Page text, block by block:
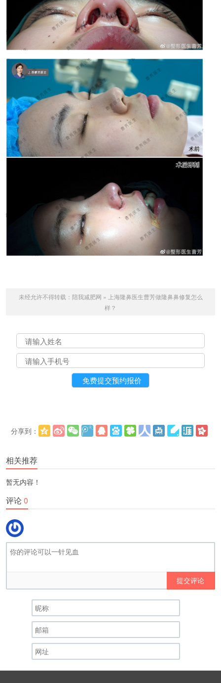
未经允许不得转载： 陪我减肥网 » 上海隆鼻医生曹芳做隆鼻鼻修复怎么
样？
分享到：
相关推荐
暂无内容！
评论0
提交评论